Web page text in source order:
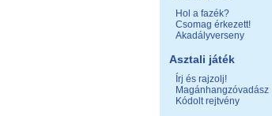
Hol a fazék?
Csomag érkezett!
Akadályverseny
Asztali játék
Írj és rajzolj!
Magánhangzóvadász
Kódolt rejtvény